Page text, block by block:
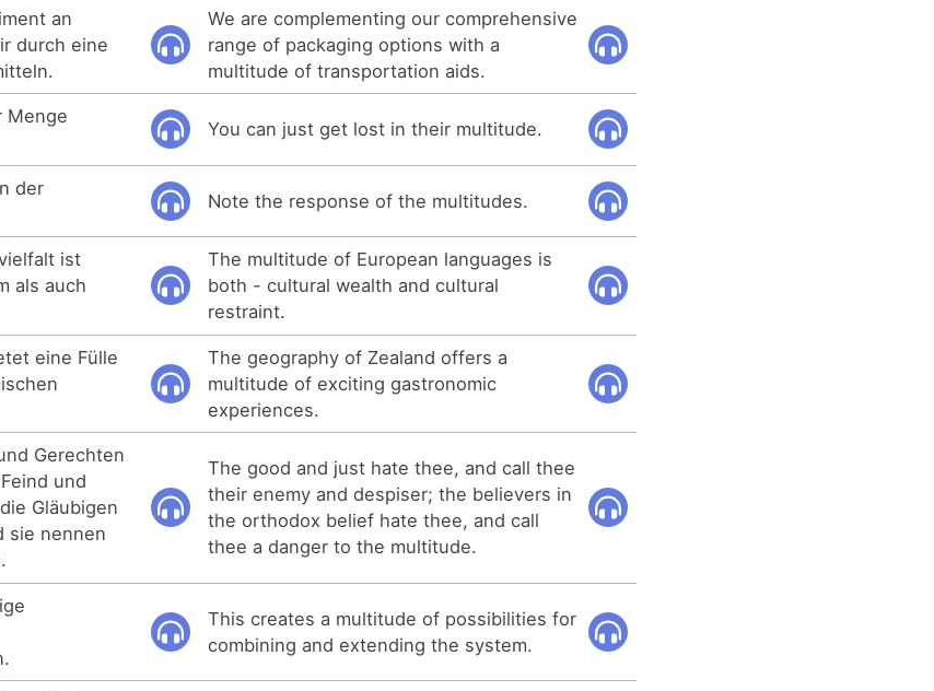
an
durch eine
We are complementing our comprehensive
range of packaging options with a
multitude of transportation aids.
Menge
You can just get lost in their multitude.
der
Note the response of the multitudes.
ist
als auch
The multitude of European languages is
both - cultural wealth and cultural
restraint.
eine Fülle
The geography of Zealand offers a
multitude of exciting gastronomic
experiences.
Gerechten
und
Gläubigen
sie nennen
The good and just hate thee, and call thee
their enemy and despiser; the believers in
the orthodox belief hate thee, and call
thee a danger to the multitude.
This creates a multitude of possibilities for
combining and extending the system.